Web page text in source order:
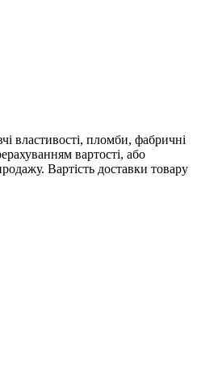
властивості, пломби, фабричні
вартості, або
Вартість доставки товару